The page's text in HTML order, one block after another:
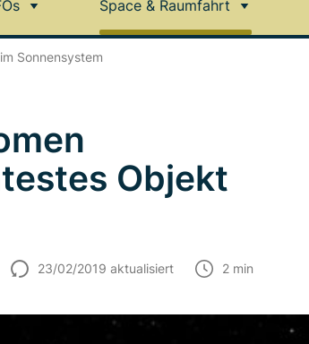
Space & Raumfahrt
Sonnensystem
Objekt
23/02/2019 aktualisiert 2 min